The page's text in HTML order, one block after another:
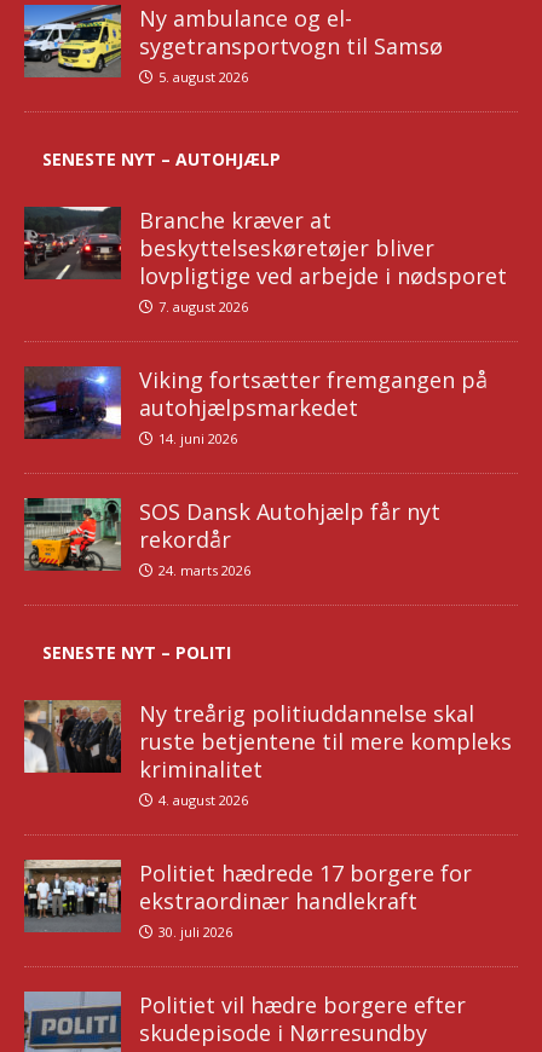
Ny ambulance og el-
sygetransportvogn til Samsø
5. august 2026
SENESTE NYT – AUTOHJÆLP
Branche kræver at
beskyttelseskøretøjer bliver
lovpligtige ved arbejde i nødsporet
7. august 2026
Viking fortsætter fremgangen på
autohjælpsmarkedet
14. juni 2026
SOS Dansk Autohjælp får nyt
rekordår
24. marts 2026
SENESTE NYT – POLITI
Ny treårig politiuddannelse skal
ruste betjentene til mere kompleks
kriminalitet
4. august 2026
Politiet hædrede 17 borgere for
ekstraordinær handlekraft
30. juli 2026
Politiet vil hædre borgere efter
skudepisode i Nørresundby